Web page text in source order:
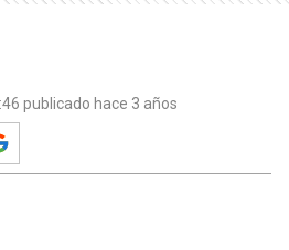
publicado hace 3 años